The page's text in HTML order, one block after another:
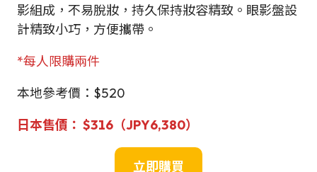
影組成，不易脫妝，持久保持妝容精致。眼影盤設
計精致小巧，方便攜帶。
*每人限購兩件
本地參考價：$520
日本售價： $316（JPY6,380）
立即購買